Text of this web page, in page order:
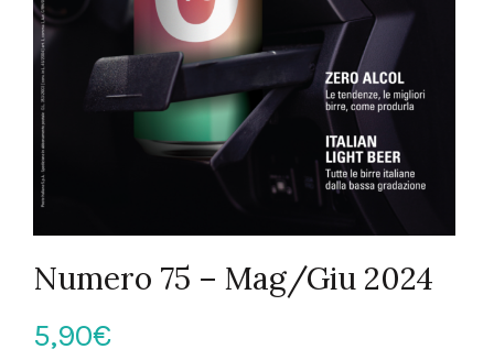
Numero 75 – Mag/Giu 2024
5,90€